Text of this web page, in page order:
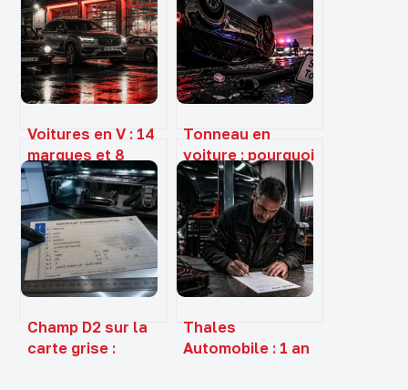
Voitures en V : 14
marques et 8
modèles pour
briller au Petit
Bac et aux quiz
Tonneau en
voiture : pourquoi
la vitesse et le
centre de gravité
dictent votre
survie
Champ D2 sur la
carte grise :
Thales
Automobile : 1 an